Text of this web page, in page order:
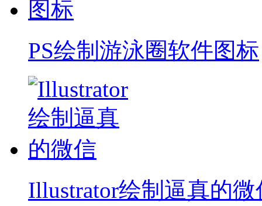
PS绘制游泳圈软件图标
Illustrator绘制逼真的微